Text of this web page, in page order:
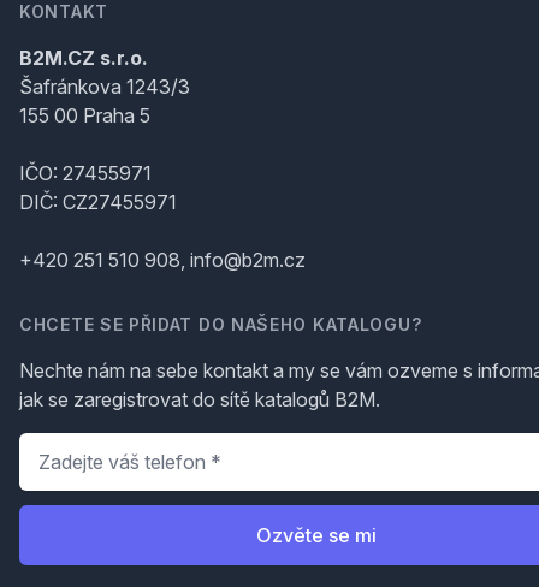
KONTAKT
B2M.CZ s.r.o.
Šafránkova 1243/3
155 00 Praha 5
IČO: 27455971
DIČ: CZ27455971
+420 251 510 908, info@b2m.cz
CHCETE SE PŘIDAT DO NAŠEHO KATALOGU?
Nechte nám na sebe kontakt a my se vám ozveme s
jak se zaregistrovat do sítě katalogů B2M.
Telefon
Ozvěte se mi